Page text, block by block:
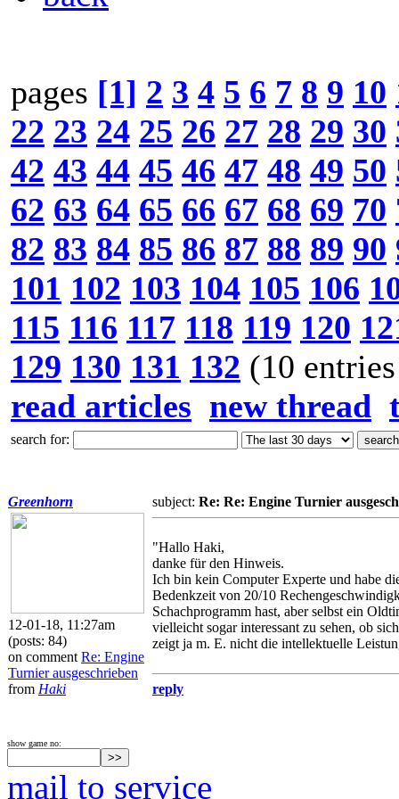
pages [1] 2 3 4 5 6 7 8 9 10
22 23 24 25 26 27 28 29 30
42 43 44 45 46 47 48 49 50
62 63 64 65 66 67 68 69 70
82 83 84 85 86 87 88 89 90
101 102 103 104 105 106
115 116 117 118 119 120
129 130 131 132 (10
read articles new thread
search for:
Greenhorn
12-01-18, 11:27am
(posts: 84)
on comment Re: Engine
Turnier ausgeschrieben
from Haki
subject: Re: Re: Engine Turnier
"Hallo Haki,
danke für den Hinweis.
Ich bin kein Computer Experte und habe
Bedenkzeit von 20/10
Schachprogramm hast, aber selbst ein
vielleicht sogar interessant zu sehen, ob
zeigt ja m. E. nicht die intellektuelle
reply
show game no:
mail to service